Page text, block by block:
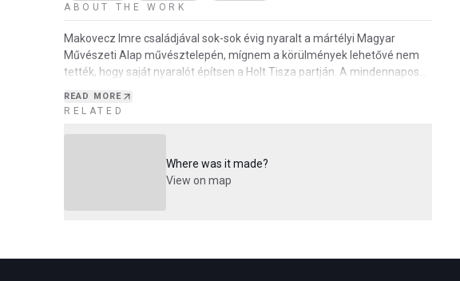
ABOUT THE WORK
Makovecz Imre családjával sok-sok évig nyaralt a mártélyi Magyar
Művészeti Alap művésztelepén, mígnem a körülmények lehetővé nem
tették, hogy saját nyaralót építsen a Holt Tisza partján. A mindennapos
READ MORE
RELATED
Where was it made?
View on map